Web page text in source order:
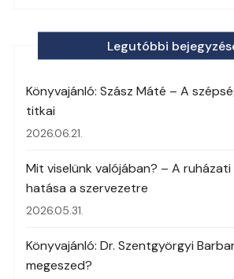
Legutóbbi
Könyvajánló: Szász Máté – A
titkai
2026.06.21.
Mit viselünk valójában? – A
hatása a szervezetre
2026.05.31.
Könyvajánló: Dr. Szentgyörgyi
megeszed?